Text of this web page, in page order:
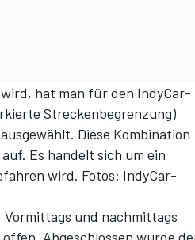
hat man für den IndyCar-
Streckenbegrenzung)
Diese Kombination
Es handelt sich um ein
wird. Fotos: IndyCar-
und nachmittags